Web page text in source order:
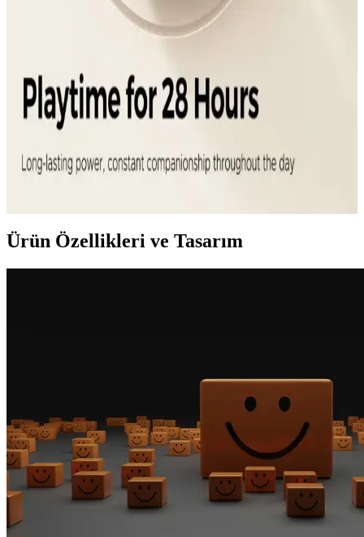
Bağlantısı, Dayanıklılık ve Yüksek Ses Kalitesi
Soundcore'un kablosuz kulaklıkları, Bluetooth teknolojisi,
Kablosuz Kulaklık Seçiminde Güncel Trendler ve
Popüler Modeller Hakkında Bilgi
modeller hakkında detaylı bilgiler içerir. Sound 8 ve Soundpeats T3
Pro modellerinin avantajları ve seçim ipuçlarıyla doğru tercih
Ürün Özellikleri ve Tasarım